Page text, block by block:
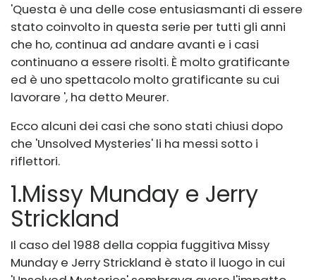
'Questa è una delle cose entusiasmanti di essere
stato coinvolto in questa serie per tutti gli anni
che ho, continua ad andare avanti e i casi
continuano a essere risolti. È molto gratificante
ed è uno spettacolo molto gratificante su cui
lavorare ', ha detto Meurer.
Ecco alcuni dei casi che sono stati chiusi dopo
che 'Unsolved Mysteries' li ha messi sotto i
riflettori.
1.Missy Munday e Jerry
Strickland
Il caso del 1988 della coppia fuggitiva Missy
Munday e Jerry Strickland è stato il luogo in cui